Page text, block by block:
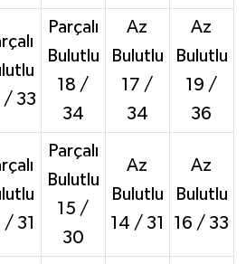
/ 33
Parçalı
Bulutlu
18 /
34
Az
Bulutlu
17 /
34
Az
Bulutlu
19 /
36
/ 31
Parçalı
Bulutlu
15 /
30
Az
Bulutlu
14 / 31
Az
Bulutlu
16 / 33